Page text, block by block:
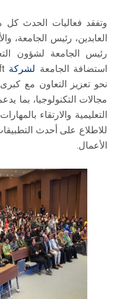
وتفقد فعاليات الحدث كل
العابدين، رئيس الجامعة،
رئيس الجامعة لشؤون
استضافة الجامعة لشركة
نحو تعزيز التعاون مع
مجالات التكنولوجيا، بما
التعليمية والارتقاء
للاطلاع على أحدث التطبيقات
الأعمال.